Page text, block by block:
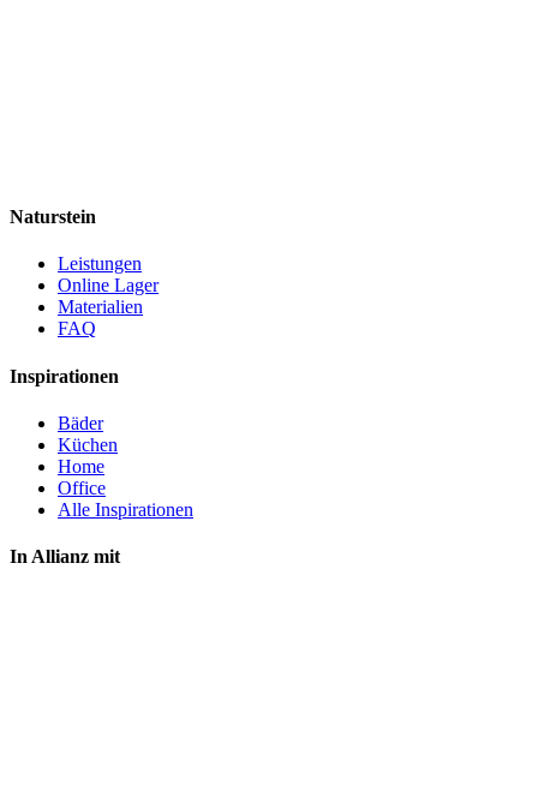
Naturstein
Leistungen
Online Lager
Materialien
FAQ
Inspirationen
Bäder
Küchen
Home
Office
Alle Inspirationen
In Allianz mit